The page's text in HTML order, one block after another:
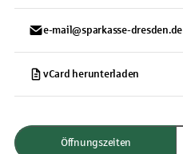
e-mail@sparkasse-dresden.de
vCard herunterladen
Öffnungszeiten